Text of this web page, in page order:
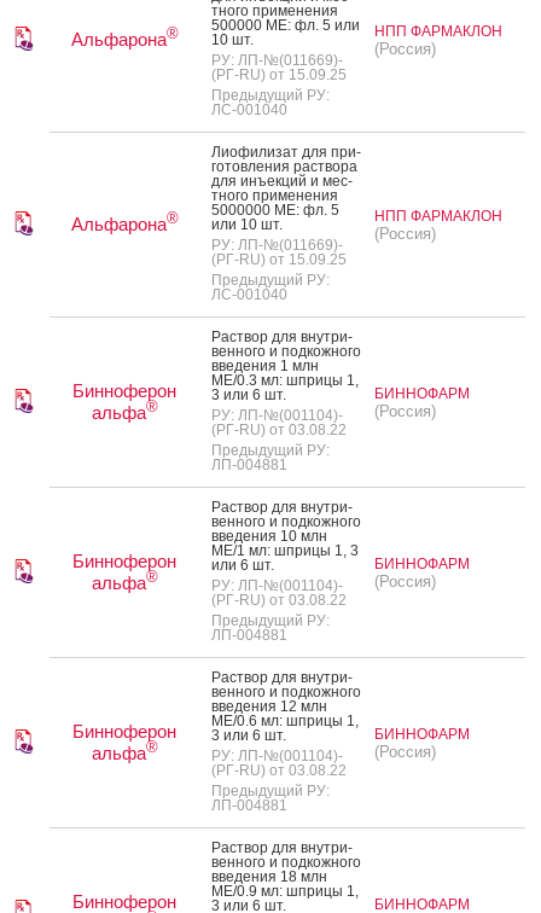
Альфарона®
тно­го при­мене­ния
500000 МЕ: фл. 5 или
10 шт.
РУ: ЛП-№(011669)-
(РГ-RU) от 15.09.25
Предыдущий РУ:
ЛС-001040
НПП ФАРМАКЛОН
(Россия)
Альфарона®
Ли­офи­лизат для при­
готов­ле­ния рас­тво­ра
для инъ­ек­ций и мес­
тно­го при­мене­ния
5000000 МЕ: фл. 5
или 10 шт.
РУ: ЛП-№(011669)-
(РГ-RU) от 15.09.25
Предыдущий РУ:
ЛС-001040
НПП ФАРМАКЛОН
(Россия)
Бинноферон
альфа®
Рас­твор для внут­ри­
вен­но­го и под­кожно­го
вве­дения 1 млн
МЕ/0.3 мл: шпри­цы 1,
3 или 6 шт.
РУ: ЛП-№(001104)-
(РГ-RU) от 03.08.22
Предыдущий РУ:
ЛП-004881
БИННОФАРМ
(Россия)
Бинноферон
альфа®
Рас­твор для внут­ри­
вен­но­го и под­кожно­го
вве­дения 10 млн
МЕ/1 мл: шпри­цы 1, 3
или 6 шт.
РУ: ЛП-№(001104)-
(РГ-RU) от 03.08.22
Предыдущий РУ:
ЛП-004881
БИННОФАРМ
(Россия)
Бинноферон
альфа®
Рас­твор для внут­ри­
вен­но­го и под­кожно­го
вве­дения 12 млн
МЕ/0.6 мл: шпри­цы 1,
3 или 6 шт.
РУ: ЛП-№(001104)-
(РГ-RU) от 03.08.22
Предыдущий РУ:
ЛП-004881
БИННОФАРМ
(Россия)
Бинноферон
Рас­твор для внут­ри­
вен­но­го и под­кожно­го
вве­дения 18 млн
МЕ/0.9 мл: шпри­цы 1,
3 или 6 шт.
БИННОФАРМ